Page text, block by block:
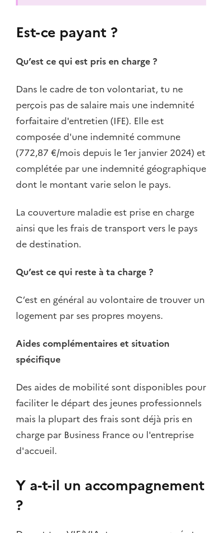
Est-ce payant ?
Qu’est ce qui est pris en charge ?
Dans le cadre de ton volontariat, tu ne
perçois pas de salaire mais une indemnité
forfaitaire d'entretien (IFE). Elle est
composée d'une indemnité commune
(772,87 €/mois depuis le 1er janvier 2024) et
complétée par une indemnité géographique
dont le montant varie selon le pays.
La couverture maladie est prise en charge
ainsi que les frais de transport vers le pays
de destination.
Qu’est ce qui reste à ta charge ?
C’est en général au volontaire de trouver un
logement par ses propres moyens.
Aides complémentaires et situation
spécifique
Des aides de mobilité sont disponibles pour
faciliter le départ des jeunes professionnels
mais la plupart des frais sont déjà pris en
charge par Business France ou l'entreprise
d'accueil.
Y a-t-il un accompagnement
?